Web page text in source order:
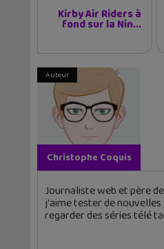
Kirby Air Riders à
fond sur la Nin...
Auteur
Christophe Coquis
Journaliste web et père
j'aime tester de
regarder des séries télé